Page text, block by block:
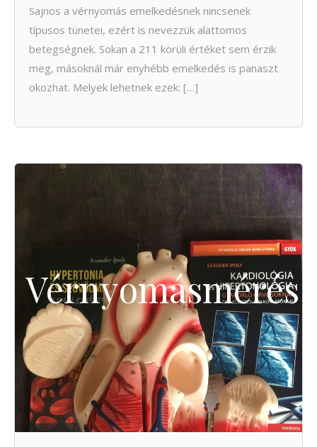
Sajnos a vérnyomás emelkedésnek nincsenek
típusos tünetei, ezért is nevezzük alattomos
betegségnek. Sokan a 211 körüli értéket sem érzik
meg, másoknál már enyhébb emelkedés is panaszt
okozhat. Melyek lehetnek ezek: […]
Vérnyomásmérés